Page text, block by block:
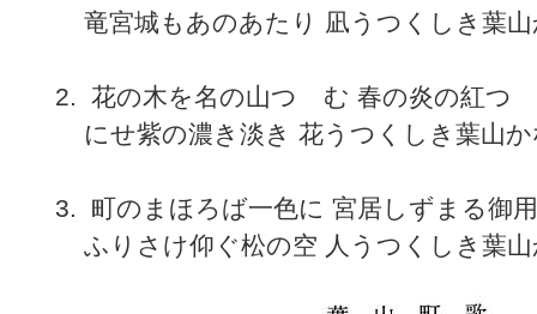
竜宮城もあのあたり 凪うつくしき葉
花の木を名の山つゝむ 春の炎の紅つ
にせ紫の濃き淡き 花うつくしき葉山
町のまほろば一色に 宮居しずまる御
ふりさけ仰ぐ松の空 人うつくしき葉